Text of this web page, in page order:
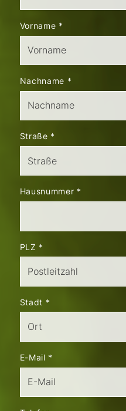
Vorname *
Nachname *
Straße *
Hausnummer *
PLZ *
Stadt *
E-Mail *